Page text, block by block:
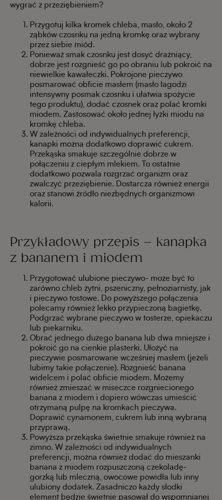
wygrać z przeziębieniem?
Przygotuj kilka kromek chleba, masło, około 2
ząbków czosnku na jedną kromkę oraz wybrany
przez siebie miód.
Ponieważ smak czosnku jest dosyć drażniący,
dobrze jest rozgnieść go po obraniu lub pokroić na
niewielkie kawałeczki. Pokrojone pieczywo
posmarować obficie masłem (masło łagodzi
intensywny posmak czosnku i ułatwia spożycie
tego produktu), dodać czosnek oraz polać kromki
miodem. Zastosować około jednej łyżki miodu na
kromkę chleba.
W zależności od indywidualnych preferencji,
kanapki można dodatkowo doprawić cukrem.
Przekąska smakuje szczególnie dobrze w
połączeniu z ciepłym mlekiem. To ostatnie
dodatkowo pozwala rozgrzać organizm oraz
zwalczyć przeziębienie. Dostarcza również energii
oraz stanowi źródło niezbędnych organizmowi
kalorii.
Przykładowy przepis – kanapka
z bananem i miodem
Przygotować ulubione pieczywo- może być to
zarówno chleb żytni, pszeniczny, pełnoziarnisty, jak
i pieczywo tostowe. Do powyższego połączenia
polecamy również lekko przypieczoną bagietkę.
Podgrzać wybrane pieczywo w tosterze, opiekaczu
lub piekarniku.
Obrać jednego dużego banana lub dwa mniejsze i
pokroić go na cienkie plasterki. Ułożyć na
pieczywie posmarowane wcześniej masłem (jeżeli
lubimy takie połączenie). Rozgnieść banana
widelcem i polać obficie miodem. Możemy
również zmieszać w miseczce rozgniecionego
banana z miodem i dopiero wówczas umieścić
otrzymaną pulpę na kromkach pieczywa.
Doprawić cynamonem, cukrem lub inną wybraną
przyprawą.
Powyższa przekąska świetnie smakuje również na
zimno. W zależności od indywidualnych
preferencji, można również dodać do mieszanki
banana z miodem rozpuszczoną czekoladę-
gorzką lub mleczną, owocowe powidła lub inny
ulubiony dodatek. Zasadniczo każdy słodki
element będzie świetnie pasował do wspomnianej